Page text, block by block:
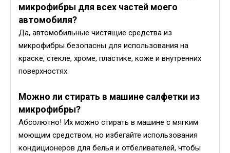
микрофибры для всех частей моего
автомобиля?
Да, автомобильные чистящие средства из
микрофибры безопасны для использования на
краске, стекле, хроме, пластике, коже и внутренних
поверхностях.
Можно ли стирать в машине салфетки из
микрофибры?
Абсолютно! Их можно стирать в машине с мягким
моющим средством, но избегайте использования
кондиционеров для белья и отбеливателей, чтобы